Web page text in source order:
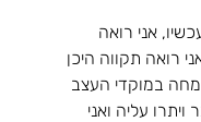
אני רואה
רואה תקווה היכן
במוקדי העצב
עליה ואני